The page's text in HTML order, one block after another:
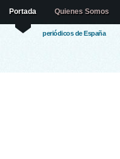
periódicos de España
Portada Quienes Somos